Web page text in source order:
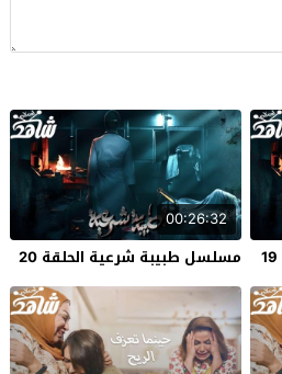
00:26:32
مسلسل طبيبة شرعية الحلقة 20